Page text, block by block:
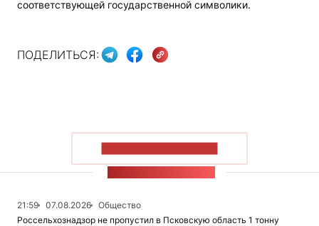
соответствующей государственной символики.
ПОДЕЛИТЬСЯ:
21:59 07.08.2026
Общество
Россельхознадзор не пропустил в Псковскую область 1 тонну